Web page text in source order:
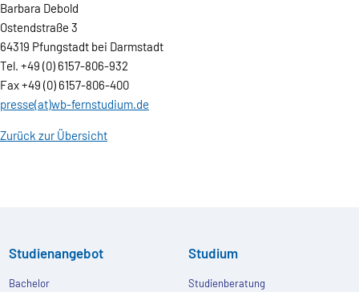
Barbara Debold
Ostendstraße 3
64319 Pfungstadt bei Darmstadt
Tel. +49 (0) 6157-806-932
Fax +49 (0) 6157-806-400
presse(at)wb-fernstudium.de
Zurück zur Übersicht
Studienangebot
Bachelor
Studium
Studienberatung